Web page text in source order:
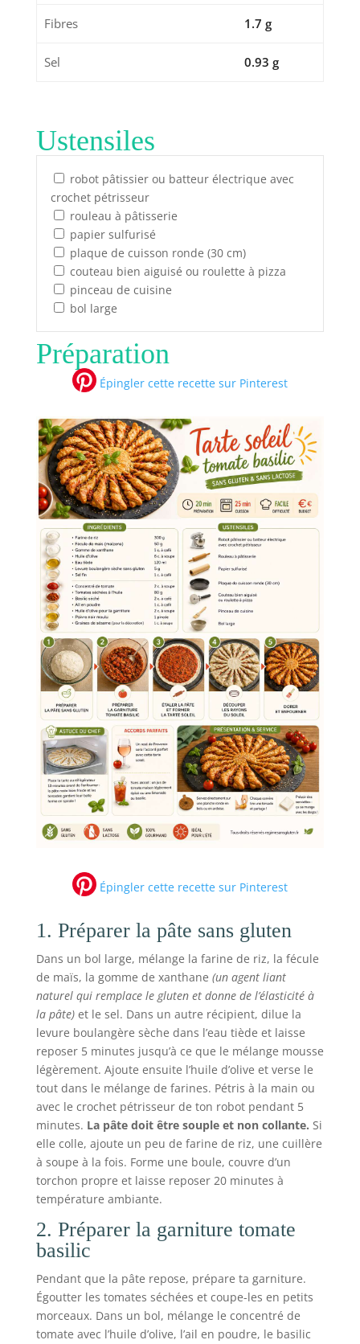
Fibres 1.7 g
Sel 0.93 g
Ustensiles
robot pâtissier ou batteur électrique avec
crochet pétrisseur
rouleau à pâtisserie
papier sulfurisé
plaque de cuisson ronde (30 cm)
couteau bien aiguisé ou roulette à pizza
pinceau de cuisine
bol large
Préparation
Épingler cette recette sur Pinterest
Épingler cette recette sur Pinterest
1. Préparer la pâte sans gluten
Dans un bol large, mélange la farine de riz, la fécule
de maïs, la gomme de xanthane (un agent liant
naturel qui remplace le gluten et donne de l’élasticité à
la pâte)et le sel. Dans un autre récipient, dilue la
levure boulangère sèche dans l’eau tiède et laisse
reposer 5 minutes jusqu’à ce que le mélange mousse
légèrement. Ajoute ensuite l’huile d’olive et verse le
tout dans le mélange de farines. Pétris à la main ou
avec le crochet pétrisseur de ton robot pendant 5
minutes. La pâte doit être souple et non collante. Si
elle colle, ajoute un peu de farine de riz, une cuillère
à soupe à la fois. Forme une boule, couvre d’un
torchon propre et laisse reposer 20 minutes à
température ambiante.
2. Préparer la garniture tomate
basilic
Pendant que la pâte repose, prépare ta garniture.
Égoutter les tomates séchées et coupe-les en petits
morceaux. Dans un bol, mélange le concentré de
tomate avec l’huile d’olive, l’ail en poudre, le basilic